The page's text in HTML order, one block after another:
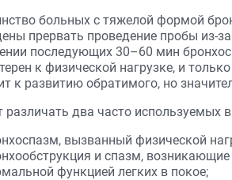
больных с тяжелой формой
прервать проведение пробы из-
последующих 30–60 мин
к физической нагрузке, и
к развитию обратимого, но
различать два часто используемых
вызванный физической
и спазм,
функцией легких в покое;